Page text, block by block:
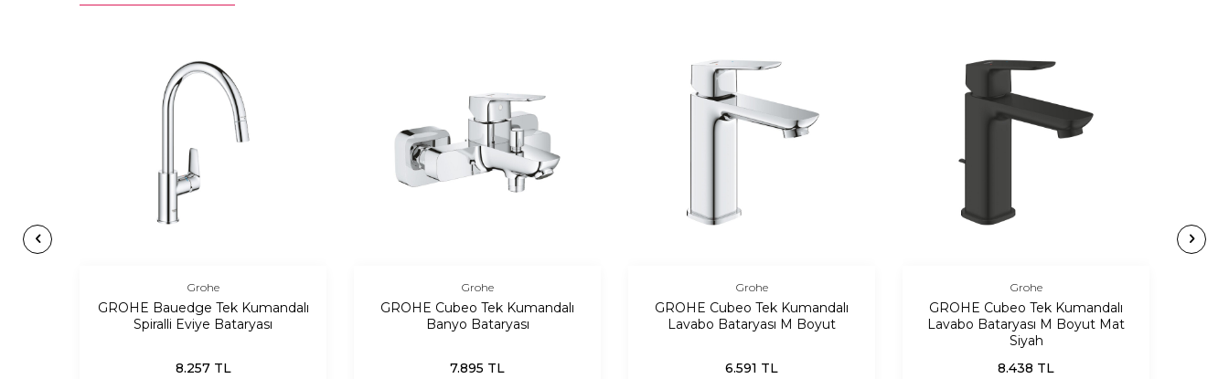
Grohe
GROHE Bauedge Tek Kumandalı
Spiralli Eviye Bataryası
8.257TL
Grohe
GROHE Cubeo Tek Kumandalı
Banyo Bataryası
7.895 TL
Grohe
GROHE Cubeo Tek Kumandalı
Lavabo Bataryası M Boyut
6.591 TL
Grohe
GROHE Cubeo Tek Kumandalı
Lavabo Bataryası M Boyut Mat
Siyah
8.438 TL